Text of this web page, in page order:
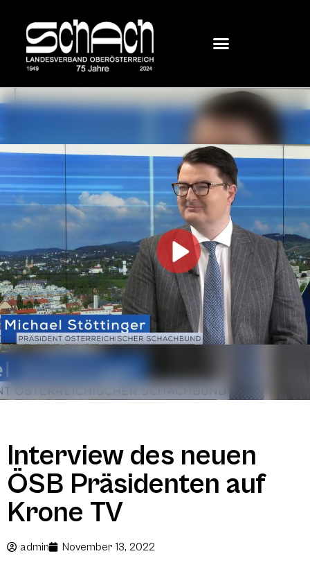
Interview des neuen
ÖSB Präsidenten auf
Krone TV
admin November 13, 2022